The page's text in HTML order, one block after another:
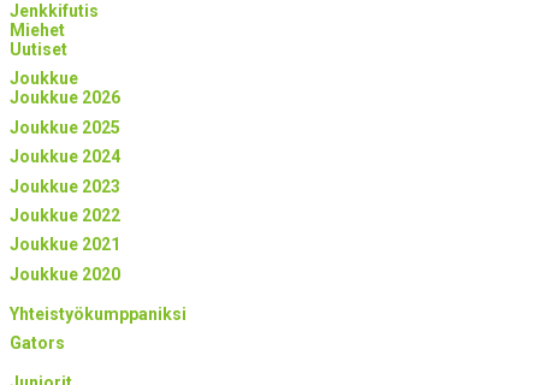
Jenkkifutis
Miehet
Uutiset
Joukkue
Joukkue 2026
Joukkue 2025
Joukkue 2024
Joukkue 2023
Joukkue 2022
Joukkue 2021
Joukkue 2020
Yhteistyökumppaniksi
Gators